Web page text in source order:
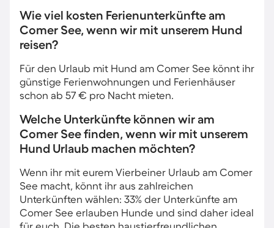
Wie viel kosten Ferienunterkünfte am
Comer See, wenn wir mit unserem Hund
reisen?
Für den Urlaub mit Hund am Comer See könnt ihr
günstige Ferienwohnungen und Ferienhäuser
schon ab 57 € pro Nacht mieten.
Welche Unterkünfte können wir am
Comer See finden, wenn wir mit unserem
Hund Urlaub machen möchten?
Wenn ihr mit eurem Vierbeiner Urlaub am Comer
See macht, könnt ihr aus zahlreichen
Unterkünften wählen: 33% der Unterkünfte am
Comer See erlauben Hunde und sind daher ideal